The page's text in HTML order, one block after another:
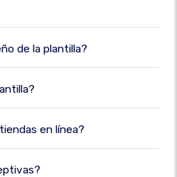
de la plantilla?
en línea?